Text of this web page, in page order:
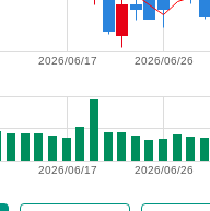
2026/06/26
2026/06/17
2026/06/26
2026/06/17